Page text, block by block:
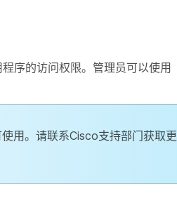
序的访问权限。管理员可以使用
用。请联系Cisco支持部门获取更